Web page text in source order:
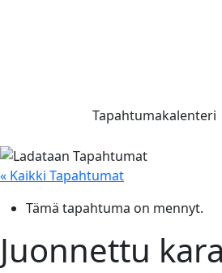
Tapahtumakalenteri
« Kaikki Tapahtumat
Tämä tapahtuma on mennyt.
Juonnettu